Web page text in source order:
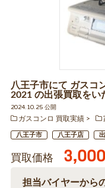
八王子市にて ガスコ
2021 の出張買取をい
2024.10.25 公開
ガスコンロ 買取実績
八王子市 八王子店
買取価格 3,000
担当バイヤーから